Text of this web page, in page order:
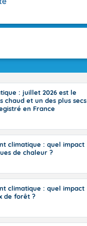
: juillet 2026 est le
chaud et un des plus secs
en France
climatique : quel impact
de chaleur ?
climatique : quel impact
de forêt ?